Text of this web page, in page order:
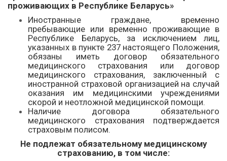
проживающих в Республике Беларусь»
Иностранные граждане, временно
пребывающие или временно проживающие в
Республике Беларусь, за исключением лиц,
указанных в пункте 237 настоящего Положения,
обязаны иметь договор обязательного
медицинского страхования или договор
медицинского страхования, заключенный с
иностранной страховой организацией на случай
оказания им медицинскими учреждениями
скорой и неотложной медицинской помощи.
Наличие договора обязательного
медицинского страхования подтверждается
страховым полисом.
Не подлежат обязательному медицинскому
страхованию, в том числе: